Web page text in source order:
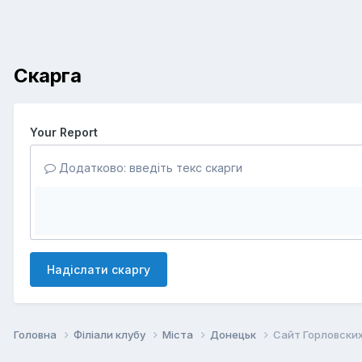
Скарга
Your Report
Додатково: введіть текс скарги
Надіслати скаргу
Головна Філіали клубу Міста Донецьк Cайт